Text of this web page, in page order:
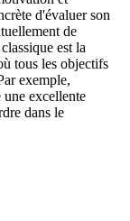
d'évaluer son
de
est la
tous les objectifs
exemple,
excellente
dans le